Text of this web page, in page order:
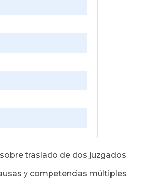
traslado de dos juzgados
y competencias múltiples